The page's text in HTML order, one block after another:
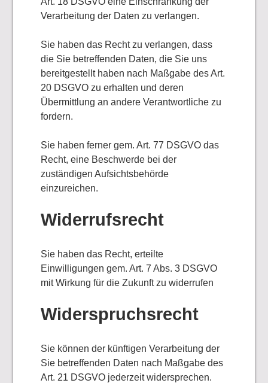
Verarbeitung der Daten zu verlangen.
Sie haben das Recht zu verlangen, dass
die Sie betreffenden Daten, die Sie uns
bereitgestellt haben nach Maßgabe des Art.
20 DSGVO zu erhalten und deren
Übermittlung an andere Verantwortliche zu
fordern.
Sie haben ferner gem. Art. 77 DSGVO das
Recht, eine Beschwerde bei der
zuständigen Aufsichtsbehörde
einzureichen.
Widerrufsrecht
Sie haben das Recht, erteilte
Einwilligungen gem. Art. 7 Abs. 3 DSGVO
mit Wirkung für die Zukunft zu widerrufen
Widerspruchsrecht
Sie können der künftigen Verarbeitung der
Sie betreffenden Daten nach Maßgabe des
Art. 21 DSGVO jederzeit widersprechen.